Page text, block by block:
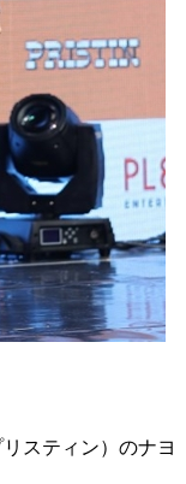
スティン）のナヨ